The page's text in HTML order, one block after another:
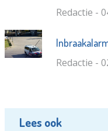
Redactie -
Redactie -
Lees ook